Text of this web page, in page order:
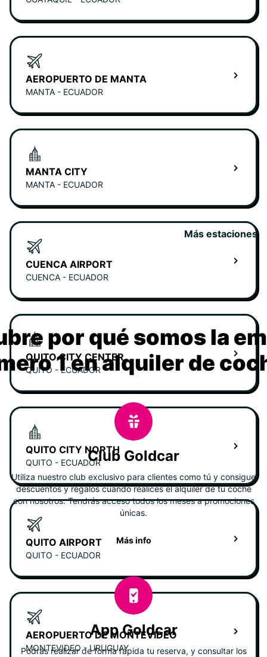
AEROPUERTO DE MANTA
MANTA - ECUADOR
MANTA CITY
MANTA - ECUADOR
CUENCA AIRPORT
CUENCA - ECUADOR
QUITO CITY CENTER
QUITO - ECUADOR
QUITO CITY NORTH
QUITO - ECUADOR
QUITO AIRPORT
QUITO - ECUADOR
AEROPUERTO DE MONTEVIDEO
MONTEVIDEO - URUGUAY
Más estaciones
por qué somos la
1 en alquiler de
Club Goldcar
Utiliza nuestro club exclusivo para clientes como tú y consigue
descuentos y regalos cuando realices el alquiler de tu coche
con nosotros. Tendrás acceso todos los meses a promociones
únicas.
Más info
App Goldcar
Podrás realizar de forma rápida tu reserva, y consultar los